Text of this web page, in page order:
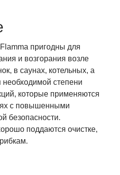
пригодны для
и возгорания возле
в саунах, котельных, а
необходимой степени
которые применяются
с повышенными
безопасности.
поддаются очистке,